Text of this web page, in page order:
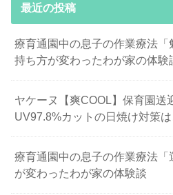
最近の投稿
療育通園中の息子の作業療法
持ち方が変わったわが家の体験
ヤケーヌ【爽COOL】保育園
UV97.8%カットの日焼け対策
療育通園中の息子の作業療法
が変わったわが家の体験談